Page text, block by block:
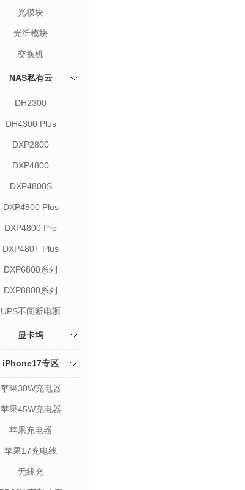
光模块
光纤模块
交换机
NAS私有云
DH2300
DH4300 Plus
DXP2800
DXP4800
DXP4800S
DXP4800 Plus
DXP4800 Pro
DXP480T Plus
DXP6800系列
DXP8800系列
UPS不间断电源
显卡坞
iPhone17专区
苹果30W充电器
苹果45W充电器
苹果充电器
苹果17充电线
无线充